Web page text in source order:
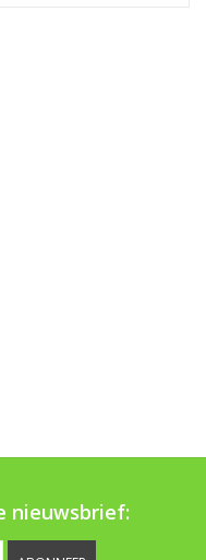
nieuwsbrief: